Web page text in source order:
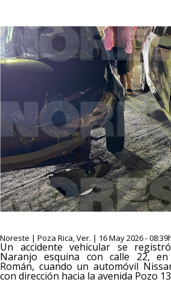
Noreste | Poza Rica, Ver. | 16 May 2026 -
Un accidente vehicular se
Naranjo esquina con calle 22,
Román, cuando un automóvil
con dirección hacia la avenida Pozo